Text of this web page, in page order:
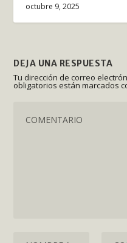
octubre 9, 2025
DEJA UNA RESPUESTA
Tu dirección de correo
obligatorios están marcados